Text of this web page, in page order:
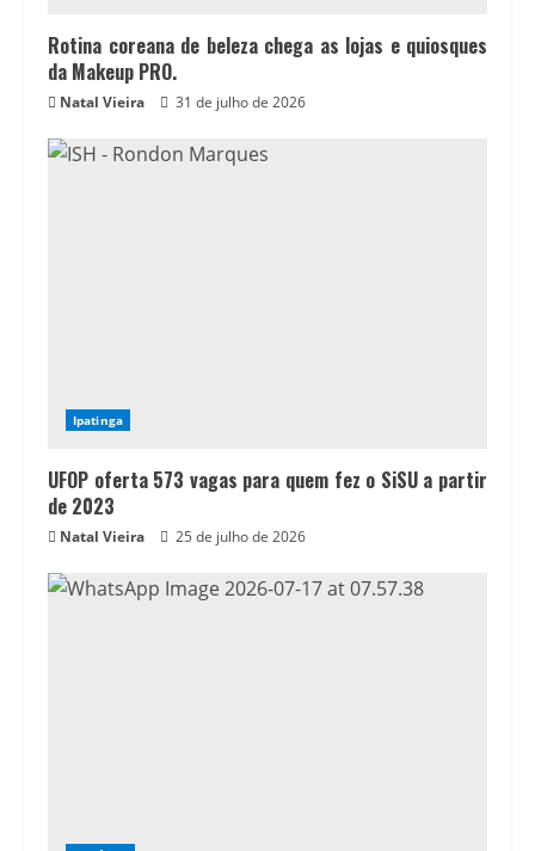
Rotina coreana de beleza chega as lojas e quiosques
da Makeup PRO.
Natal Vieira 31 de julho de 2026
Ipatinga
UFOP oferta 573 vagas para quem fez o SiSU a partir
de 2023
Natal Vieira 25 de julho de 2026